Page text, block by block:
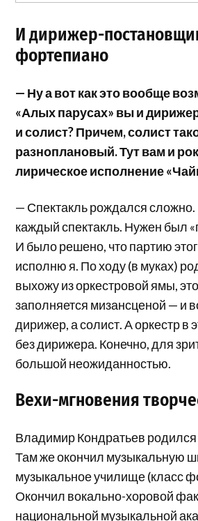
И дирижер-
фортепиано
— Ну а вот как это вообще
«Алых парусах» вы и
и солист? Причем, солист
разноплановый. Тут вам и
лирическое исполнение
— Спектакль рождался сложно.
каждый спектакль. Нужен был
И было решено, что партию
исполню я. По ходу (в муках)
выхожу из оркестровой ямы,
заполняется мизансценой — и
дирижер, а солист. А оркестр в
без дирижера. Конечно, для
большой неожиданностью.
Вехи-мгновения
Владимир Кондратьев родился
Там же окончил музыкальную
музыкальное училище (класс
Окончил вокально-хоровой
национальной музыкальной